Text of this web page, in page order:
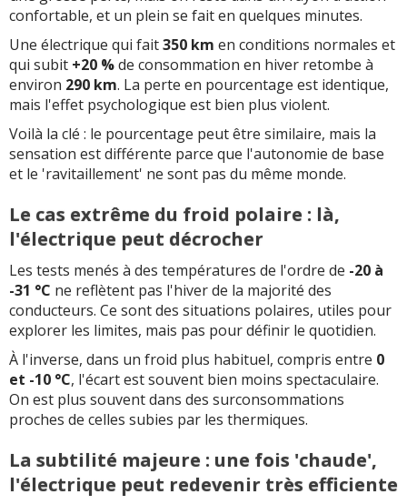
confortable, et un plein se fait en quelques minutes.
Une électrique qui fait350 km en conditions normales et
qui subit +20 %de consommation en hiver retombe à
environ 290 km. La perte en pourcentage est identique,
mais l'effet psychologique est bien plus violent.
Voilà la clé : le pourcentage peut être similaire, mais la
sensation est différente parce que l'autonomie de base
et le 'ravitaillement' ne sont pas du même monde.
Le cas extrême du froid polaire : là,
l'électrique peut décrocher
Les tests menés à des températures de l'ordre de -20 à
-31 °C ne reflètent pas l'hiver de la majorité des
conducteurs. Ce sont des situations polaires, utiles pour
explorer les limites, mais pas pour définir le quotidien.
À l'inverse, dans un froid plus habituel, compris entre 0
et -10 °C, l'écart est souvent bien moins spectaculaire.
On est plus souvent dans des surconsommations
proches de celles subies par les thermiques.
La subtilité majeure : une fois 'chaude',
l'électrique peut redevenir très efficiente